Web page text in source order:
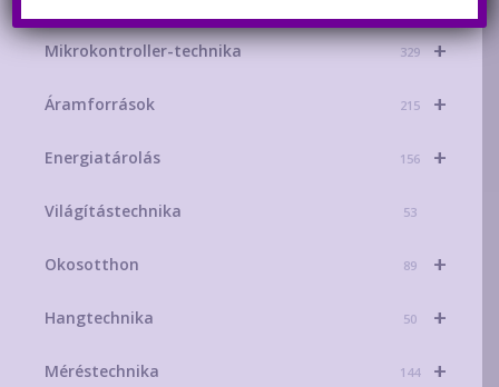
+
Mikrokontroller-technika 329
+
Áramforrások 215
+
Energiatárolás 156
Világítástechnika 53
+
Okosotthon 89
+
Hangtechnika 50
+
Méréstechnika 144